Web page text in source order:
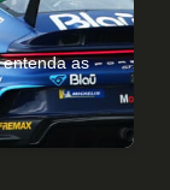
as